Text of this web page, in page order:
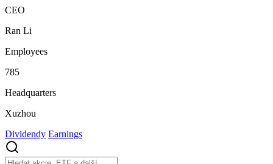
CEO
Ran Li
Employees
785
Headquarters
Xuzhou
Dividendy Earnings